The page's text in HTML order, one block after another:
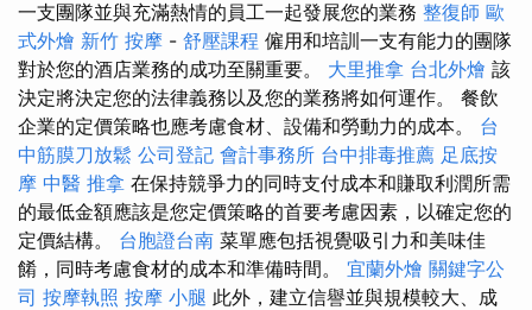
一支團隊並與充滿熱情的員工一起發展您的業務 整復師 歐
式外燴 新竹 按摩 - 舒壓課程 僱用和培訓一支有能力的團隊
對於您的酒店業務的成功至關重要。 大里推拿 台北外燴 該
決定將決定您的法律義務以及您的業務將如何運作。 餐飲
企業的定價策略也應考慮食材、設備和勞動力的成本。 台
中筋膜刀放鬆 公司登記 會計事務所 台中排毒推薦 足底按
摩 中醫 推拿 在保持競爭力的同時支付成本和賺取利潤所需
的最低金額應該是您定價策略的首要考慮因素，以確定您的
定價結構。 台胞證台南 菜單應包括視覺吸引力和美味佳
餚，同時考慮食材的成本和準備時間。 宜蘭外燴 關鍵字公
司 按摩執照 按摩 小腿 此外，建立信譽並與規模較大、成